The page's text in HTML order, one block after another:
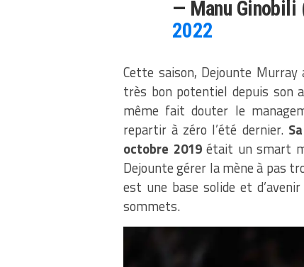
— Manu Ginobili
2022
Cette saison, Dejounte Murray
très bon potentiel depuis son
même fait douter le
repartir à zéro l’été dernier.
octobre 2019était un smart
Dejounte gérer la mène à pas
est une base solide et
sommets.